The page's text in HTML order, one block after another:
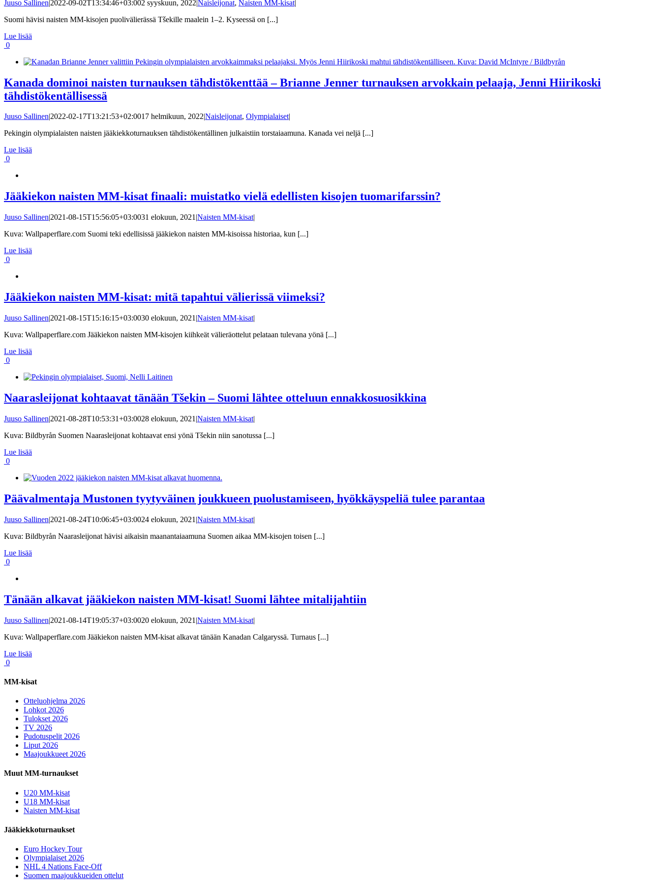
Juuso Sallinen|2022-09-02T13:34:46+03:002 syyskuun, 2022|Naisleijonat, Naisten MM-kisat|
Suomi hävisi naisten MM-kisojen puolivälierässä Tšekille maalein 1–2. Kyseessä on [...]
Lue lisää
0
Kanada dominoi naisten turnauksen tähdistökenttää – Brianne Jenner turnauksen arvokkain pelaaja, Jenni Hiirikoski
tähdistökentällisessä
Juuso Sallinen|2022-02-17T13:21:53+02:0017 helmikuun, 2022|Naisleijonat, Olympialaiset|
Pekingin olympialaisten naisten jääkiekkoturnauksen tähdistökentällinen julkaistiin torstaiaamuna. Kanada vei neljä [...]
Lue lisää
0
Jääkiekon naisten MM-kisat finaali: muistatko vielä edellisten kisojen tuomarifarssin?
Juuso Sallinen|2021-08-15T15:56:05+03:0031 elokuun, 2021 |Naisten MM-kisat|
Kuva: Wallpaperflare.com Suomi teki edellisissä jääkiekon naisten MM-kisoissa historiaa, kun [...]
Lue lisää
0
Jääkiekon naisten MM-kisat: mitä tapahtui välierissä viimeksi?
Juuso Sallinen|2021-08-15T15:16:15+03:0030 elokuun, 2021 |Naisten MM-kisat|
Kuva: Wallpaperflare.com Jääkiekon naisten MM-kisojen kiihkeät välieräottelut pelataan tulevana yönä [...]
Lue lisää
0
Naarasleijonat kohtaavat tänään Tšekin – Suomi lähtee otteluun ennakkosuosikkina
Juuso Sallinen|2021-08-28T10:53:31+03:0028 elokuun, 2021 |Naisten MM-kisat|
Kuva: Bildbyrån Suomen Naarasleijonat kohtaavat ensi yönä Tšekin niin sanotussa [...]
Lue lisää
0
Päävalmentaja Mustonen tyytyväinen joukkueen puolustamiseen, hyökkäyspeliä tulee parantaa
Juuso Sallinen|2021-08-24T10:06:45+03:0024 elokuun, 2021 |Naisten MM-kisat|
Kuva: Bildbyrån Naarasleijonat hävisi aikaisin maanantaiaamuna Suomen aikaa MM-kisojen toisen [...]
Lue lisää
0
Tänään alkavat jääkiekon naisten MM-kisat! Suomi lähtee mitalijahtiin
Juuso Sallinen|2021-08-14T19:05:37+03:0020 elokuun, 2021 |Naisten MM-kisat|
Kuva: Wallpaperflare.com Jääkiekon naisten MM-kisat alkavat tänään Kanadan Calgaryssä. Turnaus [...]
Lue lisää
0
MM-kisat
Otteluohjelma 2026
Lohkot 2026
Tulokset 2026
TV 2026
Pudotuspelit 2026
Liput 2026
Maajoukkueet 2026
Muut MM-turnaukset
U20 MM-kisat
U18 MM-kisat
Naisten MM-kisat
Jääkiekkoturnaukset
Euro Hockey Tour
Olympialaiset 2026
NHL 4 Nations Face-Off
Suomen maajoukkueiden ottelut